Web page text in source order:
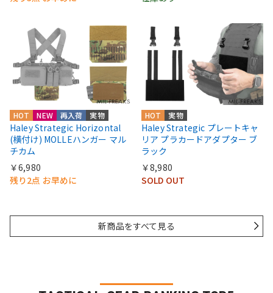
HOT NEW 再入荷 実物
Haley Strategic Horizontal
(横付け) MOLLEハンガー マル
チカム
￥6,980
残り2点 お早めに
HOT 実物
Haley Strategic プレートキャ
リア プラカードアダプター ブ
ラック
￥8,980
SOLD OUT
新商品をすべて見る